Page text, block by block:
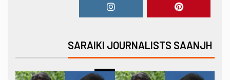
SARAIKI JOURNALISTS SAANJH